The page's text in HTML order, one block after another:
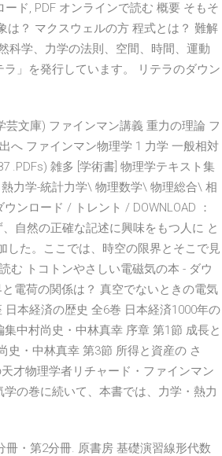
ド, PDF オンラインで読む 概要 そもそ
は？ マクスウェルの方 程式とは？ 難解
科学、力学の法則、空間、時間、運動
」を発行しています。 リテラのダウン
文庫) ファインマン講義 重力の理論 フ
へ ファインマン物理学 1 力学 一般相対
.PDFs) 雑多 [学術書] 物理学テキスト集
力学-統計力学\ 物理数学\ 物理総合\ 相
ンロード / トレント / DOWNLOAD ：
自然の正確な記述に興味をもつ人に と
した。ここでは、時空の限界とそこで見
む トコトンやさしい電磁気の本 - ダウ
電荷の関係は？ 真空でないときの電気
本経済の歴史 全6巻 日本経済1000年の
中村尚史・中林真幸 序章 第1節 成長と
史・中林真幸 第3節 所得と資産の さ
才物理学者リチャード・ファインマン
の巻に続いて、本書では、力学・熱力
・第2分冊. 原書房 基礎演習線形代数